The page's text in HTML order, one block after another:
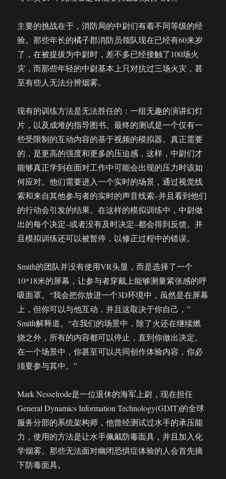
主要的挑战在于，消防局的中尉们有着不同等级的经
验。那些年长的橘子郡消防员领队现在已经有60来岁
了，在被提拔为中尉时，差不多已经接触了100场火
灾，而那些年轻的中尉基本上只对抗过三场火灾，甚
至有些人无法分辨烟雾。
现有的训练方法是无法胜任的：一组无趣的演讲幻灯
片，以及成堆的指导图书。最终的测试是一个仅有一
些受限制的互动内容的基于视频的模拟器。真正需要
的，是更高的强度和更多的压迫感，这样，中尉们才
能够真正学到在面对工作中可能会出现的压力时该如
何应对。他们需要进入一个实时的场景，通过视觉线
索和来自其他参与者的实时的声音线索–并且看到他们
的行动会引发的结果。在这样的模拟训练中，中尉做
出的每个决定–或者没有及时决定–都会得到反馈。并
且模拟训练还可以被暂停，以修正过程中的错误。
Smith的团队并没有使用VR头显，而是选择了一个
10*18米的屏幕，让参与者穿戴上能够测量紧张感的呼
吸面罩。“我会把你放进一个3D环境中，虽然是在屏幕
上，但你可以与他互动，并且这取决于你自己，”
Smith解释道。“在我们的场景中，除了火还在继续燃
烧之外，所有的内容都可以停止，直到你做出决定。
在一个场景中，你甚至可以共同创作体验内容，你必
须要参与其中。”
Mark Nesselrode是一位退休的海军上尉，现在担任
General Dynamics Information Technology(GDIT)的全球
服务分部的系统架构师，他曾经测试过水手的承压能
力，使用的方法是让水手佩戴防毒面具，并且加入化
学烟雾。那些无法面对幽闭恐惧症体验的人会首先摘
下防毒面具。